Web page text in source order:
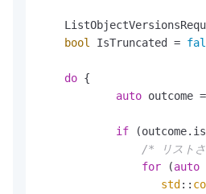
bool
IsTruncated =
do {
auto
if
/* リストさ
for (auto
std::